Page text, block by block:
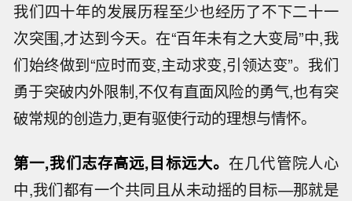
我们四十年的发展历程至少也经历了不下二十一
次突围,才达到今天。在“百年未有之大变局”中,我
们始终做到“应时而变,主动求变,引领达变”。我们
勇于突破内外限制,不仅有直面风险的勇气,也有突
破常规的创造力,更有驱使行动的理想与情怀。
第一,我们志存高远,目标远大。 在几代管院人心
中,我们都有一个共同且从未动摇的目标—那就是